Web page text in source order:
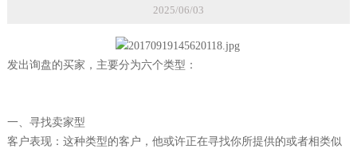
2025/06/03
发出询盘的买家，主要分为六个类型：
一、寻找卖家型
客户表现：这种类型的客户，他或许正在寻找你所提供的或者相类似